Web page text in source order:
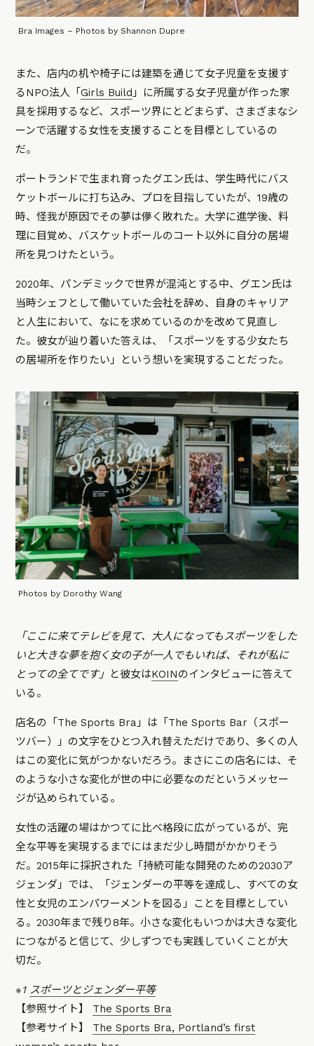
Bra Images – Photos by Shannon Dupre
また、店内の机や椅子には建築を通じて女子児童を支援す
るNPO法人「Girls Build 」に所属する女子児童が作った家
具を採用するなど、スポーツ界にとどまらず、さまざまなシ
ーンで活躍する女性を支援することを目標としているの
だ。
ポートランドで生まれ育ったグエン氏は、学生時代にバス
ケットボールに打ち込み、プロを目指していたが、19歳の
時、怪我が原因でその夢は儚く敗れた。大学に進学後、料
理に目覚め、バスケットボールのコート以外に自分の居場
所を見つけたという。
2020年、パンデミックで世界が混沌とする中、グエン氏は
当時シェフとして働いていた会社を辞め、自身のキャリア
と人生において、なにを求めているのかを改めて見直し
た。彼女が辿り着いた答えは、「スポーツをする少女たち
の居場所を作りたい」という想いを実現することだった。
Photos by Dorothy Wang
「ここに来てテレビを見て、大人になってもスポーツをした
いと大きな夢を抱く女の子が一人でもいれば、それが私に
とっての全てです」 と彼女はKOINのインタビューに答えて
いる。
店名の「The Sports Bra」は「The Sports Bar（スポー
ツバー）」の文字をひとつ入れ替えただけであり、多くの人
はこの変化に気がつかないだろう。まさにこの店名には、そ
のような小さな変化が世の中に必要なのだというメッセー
ジが込められている。
女性の活躍の場はかつてに比べ格段に広がっているが、完
全な平等を実現するまでにはまだ少し時間がかかりそう
だ。2015年に採択された「持続可能な開発のための2030ア
ジェンダ」では、「ジェンダーの平等を達成し、すべての女
性と女児のエンパワーメントを図る」ことを目標としてい
る。2030年まで残り8年。小さな変化もいつかは大きな変化
につながると信じて、少しずつでも実践していくことが大
切だ。
※1 スポーツとジェンダー平等
【参照サイト】 The Sports Bra
【参考サイト】 The Sports Bra, Portland’s first